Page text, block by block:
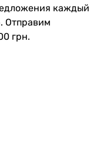
каждый
Отправим
грн.